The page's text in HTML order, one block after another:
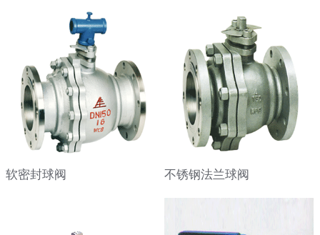
软密封球阀 不锈钢法兰球阀